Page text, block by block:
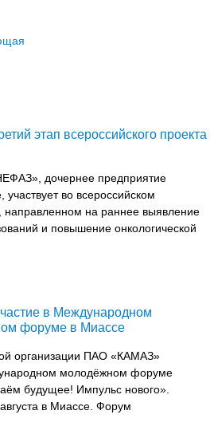
этап всероссийского проекта
дочернее предприятие
во всероссийском
направленном на раннее выявление
и повышение онкологической
в Международном
форуме в Миассе
организации ПАО «КАМАЗ»
молодёжном форуме
будущее! Импульс нового».
в Миассе. Форум